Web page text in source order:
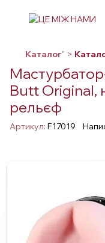
Каталог" >
Butt Original,
рельєф
Артикул: F17019